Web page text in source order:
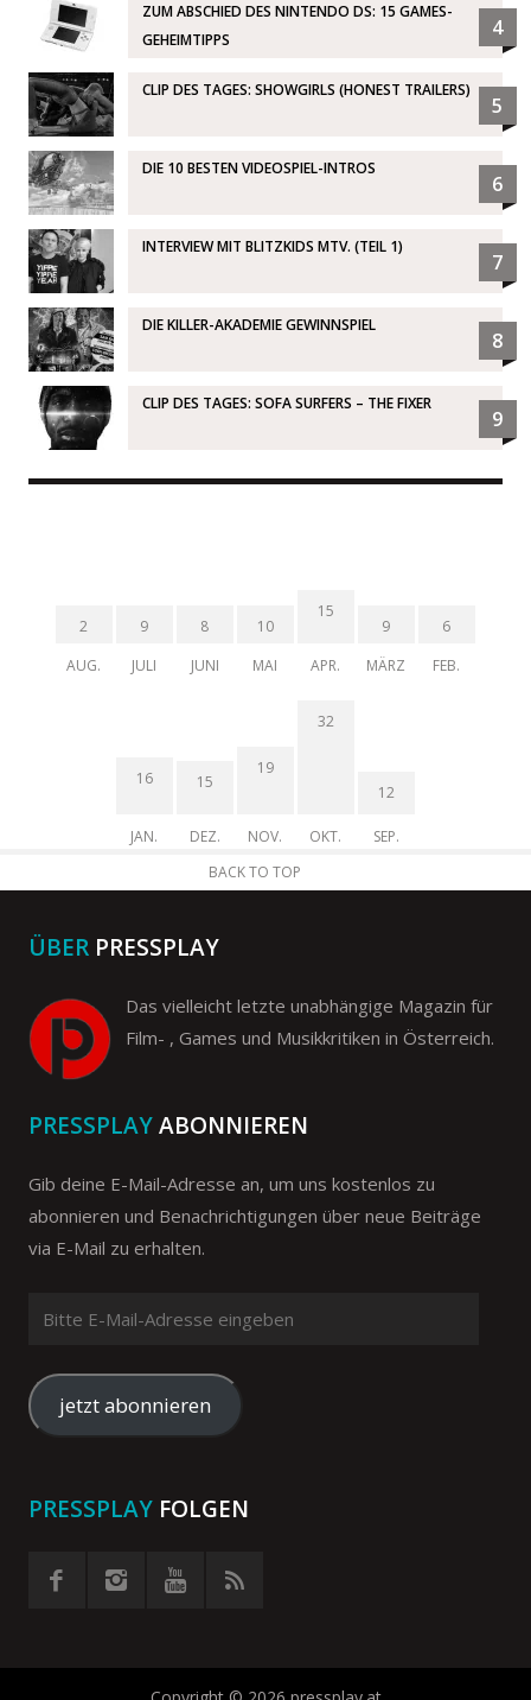
ZUM ABSCHIED DES NINTENDO DS: 15 GAMES-
GEHEIMTIPPS
4
CLIP DES TAGES: SHOWGIRLS (HONEST TRAILERS)
5
DIE 10 BESTEN VIDEOSPIEL-INTROS
6
INTERVIEW MIT BLITZKIDS MTV. (TEIL 1)
7
DIE KILLER-AKADEMIE GEWINNSPIEL
8
CLIP DES TAGES: SOFA SURFERS – THE FIXER
9
2
AUG.
9
JULI
8
JUNI
10
MAI
15
APR.
9
MÄRZ
6
FEB.
16
JAN.
15
DEZ.
19
NOV.
32
OKT.
12
SEP.
BACK TO TOP
ÜBER PRESSPLAY
Das vielleicht letzte unabhängige Magazin für
Film- , Games und Musikkritiken in Österreich.
PRESSPLAYABONNIEREN
Gib deine E-Mail-Adresse an, um uns kostenlos zu
abonnieren und Benachrichtigungen über neue Beiträge
via E-Mail zu erhalten.
Mail-
Adresse
eingeben
jetzt abonnieren
PRESSPLAY FOLGEN